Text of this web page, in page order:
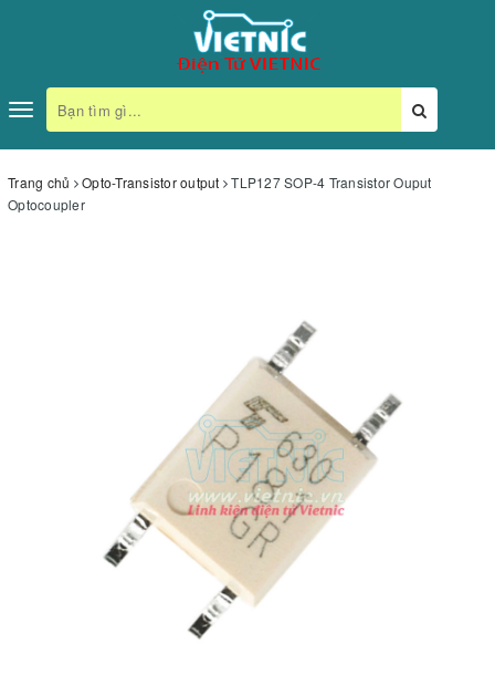
Toggle
navigation
Trang chủ Opto-Transistor output
TLP127 SOP-4 Transistor Ouput
Optocoupler